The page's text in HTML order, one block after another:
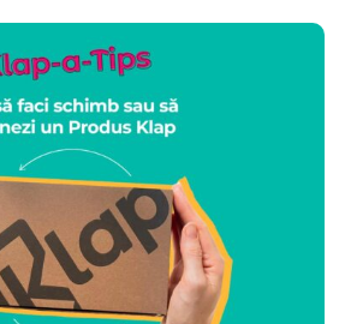
am adoptat o abordare
Circular Monday – un concept ce
responsabil și
a fost fondată în 2017 […]